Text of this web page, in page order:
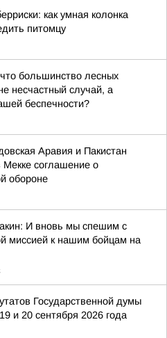
как умная колонка
питомцу
большинство лесных
несчастный случай, а
беспечности?
Аравия и Пакистан
Мекке соглашение о
обороне
И вновь мы спешим с
миссией к нашим бойцам на
Государственной думы
и 20 сентября 2026 года